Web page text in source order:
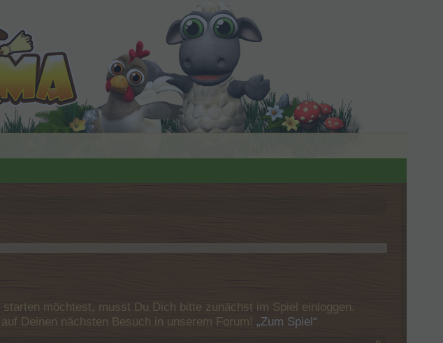
möchtest, musst Du Dich bitte zunächst im Spiel einloggen.
Deinen nächsten Besuch in unserem Forum! „Zum Spiel“